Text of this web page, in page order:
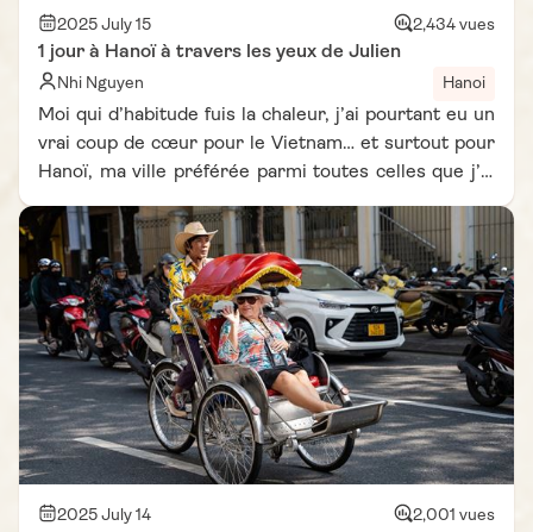
2025 July 15 2,434 vues
1 jour à Hanoï à travers les yeux de Julien
Nhi Nguyen Hanoi
Moi qui d’habitude fuis la chaleur, j’ai pourtant eu un
vrai coup de cœur pour le Vietnam… et surtout pour
Hanoï, ma ville préférée parmi toutes celles que j’ai
tout simplement incroyable : des habitants souriants
et bienveillants, un accueil chaleureux, des prix très
accessibles et une ambiance joyeuse à chaque coin
de rue. Dès ma première visite, Hanoï m’a
complètement séduit, et j’ai même eu les larmes aux
yeux en y retournant. Si vous n’avez qu’une journée
pour visiter la capitale, je vous partage ici mon
itinéraire 1 jour à Hanoï. En seulement 24 heures,
entre gastronomie savoureuse, ruelles animées et
sites historiques, j’ai vécu une vraie immersion
locale. Si vous vous demandez que voir, que manger
2025 July 14 2,001 vues